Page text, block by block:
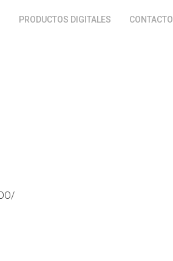
PRODUCTOS DIGITALES CONTACTO